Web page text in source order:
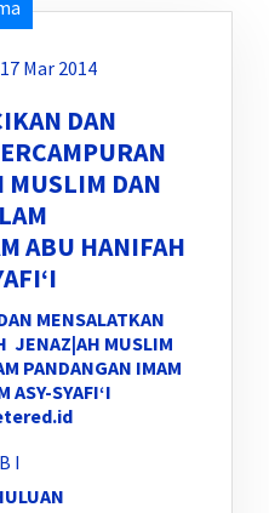
17 Mar 2014
DAN
MUSLIM DAN
ABU HANIFAH
MENSALATKAN
JENAZ|AH MUSLIM
PANDANGAN IMAM
ASY-SYAFI‘I
I